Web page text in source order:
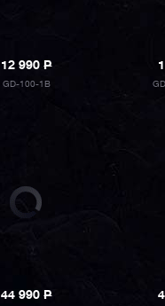
12 990P
GD-100-1B
44 990P